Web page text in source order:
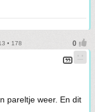
• 178
pareltje weer. En dit